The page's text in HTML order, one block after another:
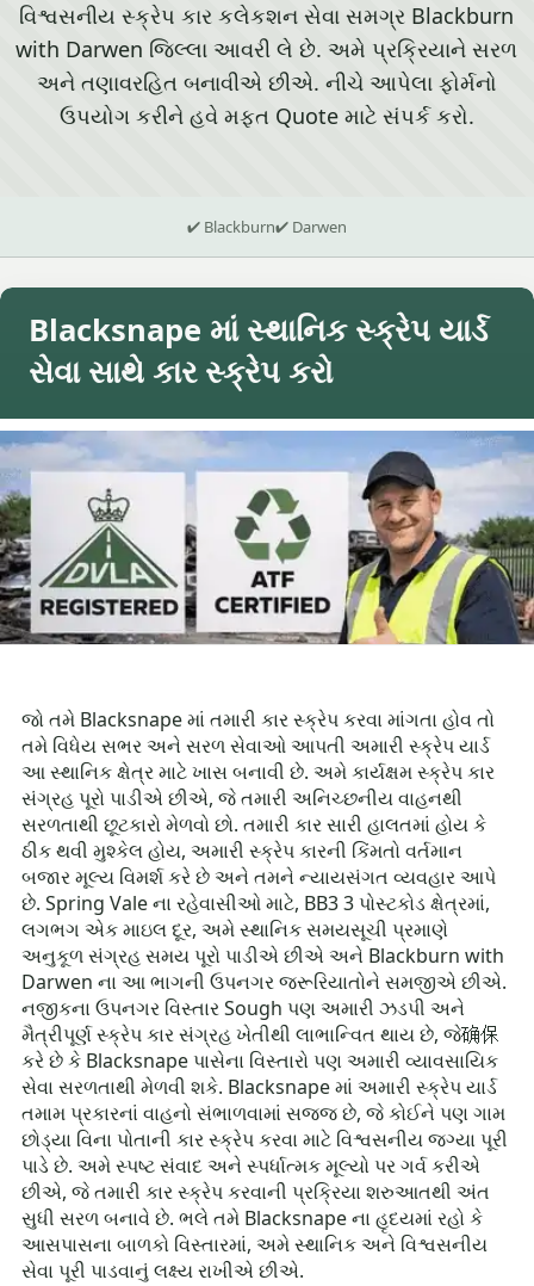
વિશ્વસનીય સ્ક્રેપ કાર કલેકશન સેવા સમગ્ર Blackburn
with Darwen જિલ્લા આવરી લે છે. અમે પ્રક્રિયાને સરળ
અને તણાવરહિત બનાવીએ છીએ. નીચે આપેલા ફોર્મનો
ઉપયોગ કરીને હવે મફત Quote માટે સંપર્ક કરો.
✔ Blackburn✔ Darwen
Blacksnape માં સ્થાનિક સ્ક્રેપ યાર્ડ
સેવા સાથે કાર સ્ક્રેપ કરો
જો તમે Blacksnape માં તમારી કાર સ્ક્રેપ કરવા માંગતા હોવ તો
તમે વિધેય સભર અને સરળ સેવાઓ આપતી અમારી સ્ક્રેપ યાર્ડ
આ સ્થાનિક ક્ષેત્ર માટે ખાસ બનાવી છે. અમે કાર્યક્ષમ સ્ક્રેપ કાર
સંગ્રહ પૂરો પાડીએ છીએ, જે તમારી અનિચ્છનીય વાહનથી
સરળતાથી છૂટકારો મેળવો છો. તમારી કાર સારી હાલતમાં હોય કે
ઠીક થવી મુશ્કેલ હોય, અમારી સ્ક્રેપ કારની કિંમતો વર્તમાન
બજાર મૂલ્ય વિમર્શ કરે છે અને તમને ન્યાયસંગત વ્યવહાર આપે
છે. Spring Vale ના રહેવાસીઓ માટે, BB3 3 પોસ્ટકોડ ક્ષેત્રમાં,
લગભગ એક માઇલ દૂર, અમે સ્થાનિક સમયસૂચી પ્રમાણે
અનુકૂળ સંગ્રહ સમય પૂરો પાડીએ છીએ અને Blackburn with
Darwen ના આ ભાગની ઉપનગર જરૂરિયાતોને સમજીએ છીએ.
નજીકના ઉપનગર વિસ્તાર Sough પણ અમારી ઝડપી અને
મૈત્રીપૂર્ણ સ્ક્રેપ કાર સંગ્રહ ખેતીથી લાભાન્વિત થાય છે, જે确保
કરે છે કે Blacksnape પાસેના વિસ્તારો પણ અમારી વ્યાવસાયિક
સેવા સરળતાથી મેળવી શકે. Blacksnape માં અમારી સ્ક્રેપ યાર્ડ
તમામ પ્રકારનાં વાહનો સંભાળવામાં સજ્જ છે, જે કોઈને પણ ગામ
છોડ્યા વિના પોતાની કાર સ્ક્રેપ કરવા માટે વિશ્વસનીય જગ્યા પૂરી
પાડે છે. અમે સ્પષ્ટ સંવાદ અને સ્પર્ધાત્મક મૂલ્યો પર ગર્વ કરીએ
છીએ, જે તમારી કાર સ્ક્રેપ કરવાની પ્રક્રિયા શરુઆતથી અંત
સુધી સરળ બનાવે છે. ભલે તમે Blacksnape ના હૃદયમાં રહો કે
આસપાસના બાળકો વિસ્તારમાં, અમે સ્થાનિક અને વિશ્વસનીય
સેવા પૂરી પાડવાનું લક્ષ્ય રાખીએ છીએ.